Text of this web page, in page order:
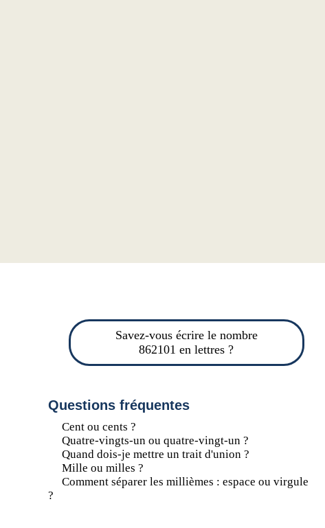
Savez-vous écrire le nombre
862101 en lettres ?
Questions fréquentes
Cent ou cents ?
Quatre-vingts-un ou quatre-vingt-un ?
Quand dois-je mettre un trait d'union ?
Mille ou milles ?
Comment séparer les millièmes : espace ou virgule
?